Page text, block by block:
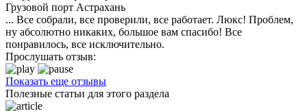
Грузовой порт Астрахань
... Все собрали, все проверили, все работает. Люкс! Проблем,
ну абсолютно никаких, большое вам спасибо! Все
понравилось, все исключительно.
Прослушать отзыв:
Показать еще отзывы
Полезные статьи для этого раздела